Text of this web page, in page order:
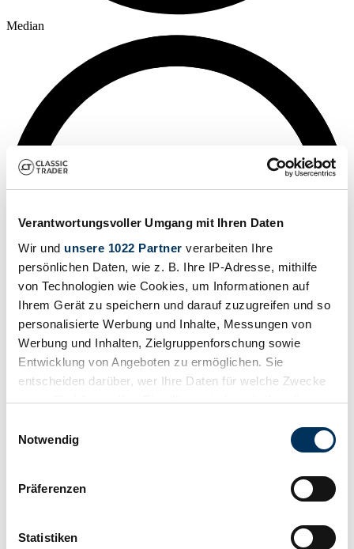
Verantwortungsvoller Umgang mit Ihren Daten
Wir und unsere 1022 Partner verarbeiten Ihre
persönlichen Daten, wie z. B. Ihre IP-Adresse, mithilfe
von Technologien wie Cookies, um Informationen auf
Ihrem Gerät zu speichern und darauf zuzugreifen und so
personalisierte Werbung und Inhalte, Messungen von
Werbung und Inhalten, Zielgruppenforschung sowie
Entwicklung von Angeboten zu ermöglichen. Sie
entscheiden darüber, wer Ihre Daten für welche Zwecke
nutzt. Sie können Ihre Einwilligung jederzeit über die
Trigger Symbol ändern oder widerrufen
Informationen über Ihre geografische Lage
können
Notwendig
Präferenzen
Statistiken
Median
Niedrigster Wert